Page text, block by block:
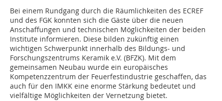
Bei einem Rundgang durch die Räumlichkeiten des ECREF
und des FGK konnten sich die Gäste über die neuen
Anschaffungen und technischen Möglichkeiten der beiden
Institute informieren. Diese bilden zukünftig einen
wichtigen Schwerpunkt innerhalb des Bildungs- und
Forschungszentrums Keramik e.V. (BFZK). Mit dem
gemeinsamen Neubau wurde ein europäisches
Kompetenzzentrum der Feuerfestindustrie geschaffen, das
auch für den IMKK eine enorme Stärkung bedeutet und
vielfältige Möglichkeiten der Vernetzung bietet.